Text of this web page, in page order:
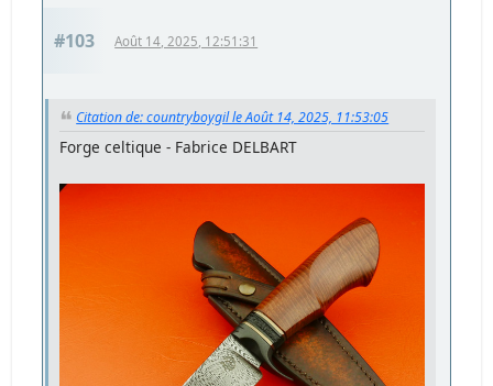
#103 Août 14, 2025, 12:51:31
Citation de: countryboygil le Août 14, 2025, 11:53:05
Forge celtique - Fabrice DELBART